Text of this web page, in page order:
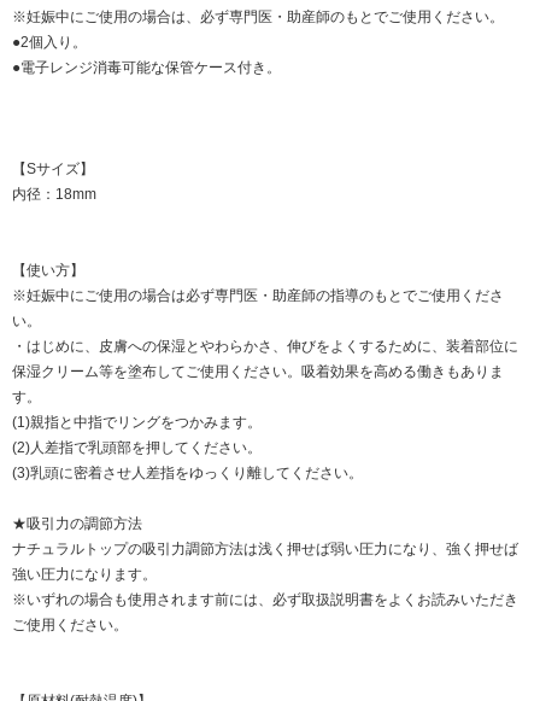
※妊娠中にご使用の場合は、必ず専門医・助産師のもとでご使用ください。
●2個入り。
●電子レンジ消毒可能な保管ケース付き。
【Sサイズ】
内径：18mm
【使い方】
※妊娠中にご使用の場合は必ず専門医・助産師の指導のもとでご使用くださ
い。
・はじめに、皮膚への保湿とやわらかさ、伸びをよくするために、装着部位に
保湿クリーム等を塗布してご使用ください。吸着効果を高める働きもありま
す。
(1)親指と中指でリングをつかみます。
(2)人差指で乳頭部を押してください。
(3)乳頭に密着させ人差指をゆっくり離してください。
★吸引力の調節方法
ナチュラルトップの吸引力調節方法は浅く押せば弱い圧力になり、強く押せば
強い圧力になります。
※いずれの場合も使用されます前には、必ず取扱説明書をよくお読みいただき
ご使用ください。